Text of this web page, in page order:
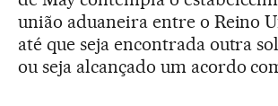
união aduaneira entre o Reino
até que seja encontrada outra
ou seja alcançado um acordo